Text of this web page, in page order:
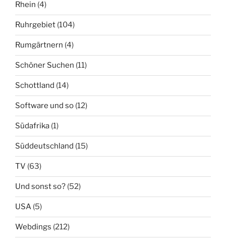
Rhein (4)
Ruhrgebiet (104)
Rumgärtnern (4)
Schöner Suchen (11)
Schottland (14)
Software und so (12)
Südafrika (1)
Süddeutschland (15)
TV (63)
Und sonst so? (52)
USA (5)
Webdings (212)